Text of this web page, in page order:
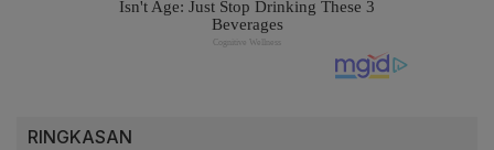
RINGKASAN